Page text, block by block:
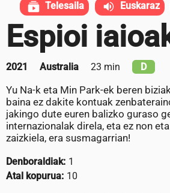
Espioi
2021 Australia 23 min D
Yu Na-k eta Min Park-ek beren
baina ez dakite kontuak
jakingo dute euren balizko guraso
internazionalak direla, eta ez non
zaizkiela, era susmagarrian!
Denboraldiak: 1
Atal kopurua: 10
Telesaila Euskaraz